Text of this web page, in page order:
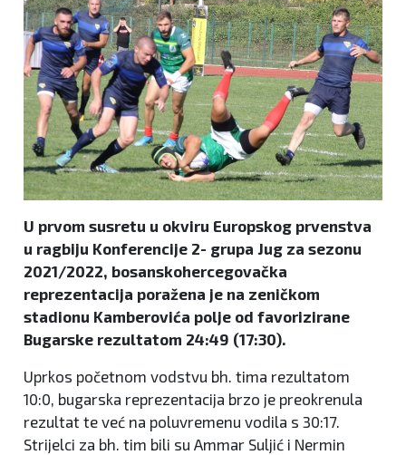
U prvom susretu u okviru Europskog prvenstva
u ragbiju Konferencije 2- grupa Jug za sezonu
2021/2022, bosanskohercegovačka
reprezentacija poražena je na zeničkom
stadionu Kamberovića polje od favorizirane
Bugarske rezultatom 24:49 (17:30).
Uprkos početnom vodstvu bh. tima rezultatom
10:0, bugarska reprezentacija brzo je preokrenula
rezultat te već na poluvremenu vodila s 30:17.
Strijelci za bh. tim bili su Ammar Suljić i Nermin